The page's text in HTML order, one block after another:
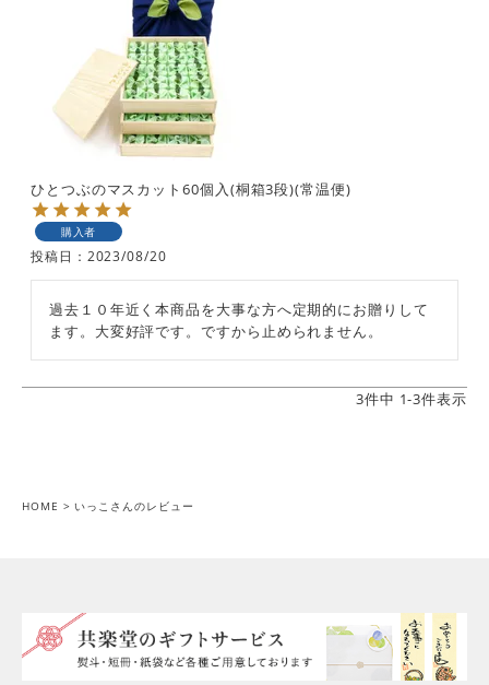
ひとつぶのマスカット60個入(桐箱3段)(常温便)
購入者
投稿日 2023/08/20
過去１０年近く本商品を大事な方へ定期的にお贈りして
ます。大変好評です。ですから止められません。
3件中 1-3件表示
HOME いっこさんのレビュー